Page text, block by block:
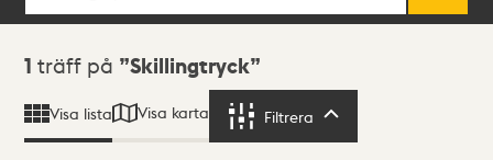
Sökresultat
1 träff på Skillingtryck
Visa lista Visa karta Filtrera